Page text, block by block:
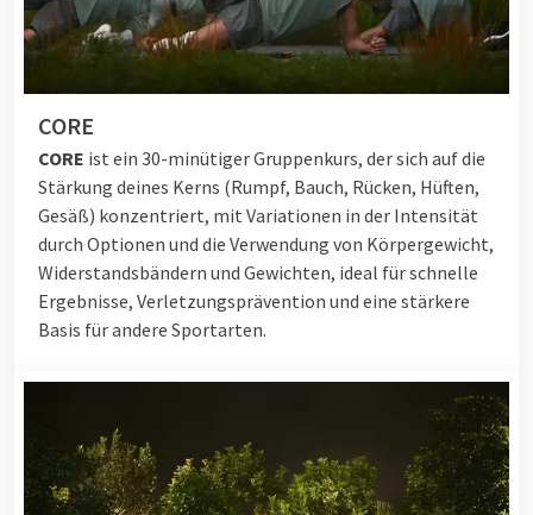
CORE
CORE ist ein 30-minütiger Gruppenkurs, der sich auf die
Stärkung deines Kerns (Rumpf, Bauch, Rücken, Hüften,
Gesäß) konzentriert, mit Variationen in der Intensität
durch Optionen und die Verwendung von Körpergewicht,
Widerstandsbändern und Gewichten, ideal für schnelle
Ergebnisse, Verletzungsprävention und eine stärkere
Basis für andere Sportarten.